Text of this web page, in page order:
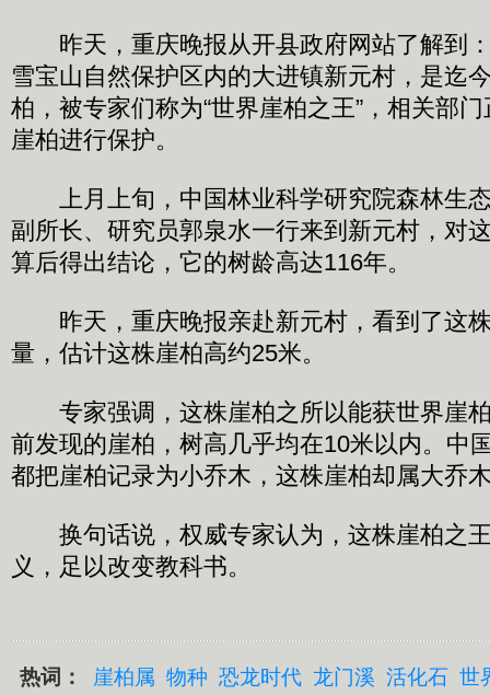
昨天，重庆晚报从开县政府网站了解到
雪宝山自然保护区内的大进镇新元村，是迄
柏，被专家们称为“世界崖柏之王”，相关部
崖柏进行保护。
上月上旬，中国林业科学研究院森林生
副所长、研究员郭泉水一行来到新元村，对
算后得出结论，它的树龄高达116年。
昨天，重庆晚报亲赴新元村，看到了这
量，估计这株崖柏高约25米。
专家强调，这株崖柏之所以能获世界崖
前发现的崖柏，树高几乎均在10米以内。中
都把崖柏记录为小乔木，这株崖柏却属大乔
换句话说，权威专家认为，这株崖柏之
义，足以改变教科书。
热词： 崖柏属 物种 恐龙时代 龙门溪 活化石 世